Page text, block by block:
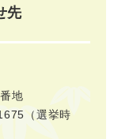
先
地
（選挙時